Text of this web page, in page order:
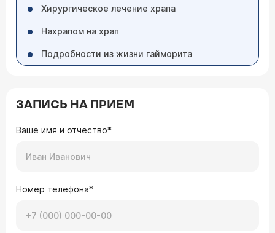
Хирургическое лечение храпа
Нахрапом на храп
Подробности из жизни гайморита
ЗАПИСЬ НА ПРИЕМ
Ваше имя и отчество*
Номер телефона*